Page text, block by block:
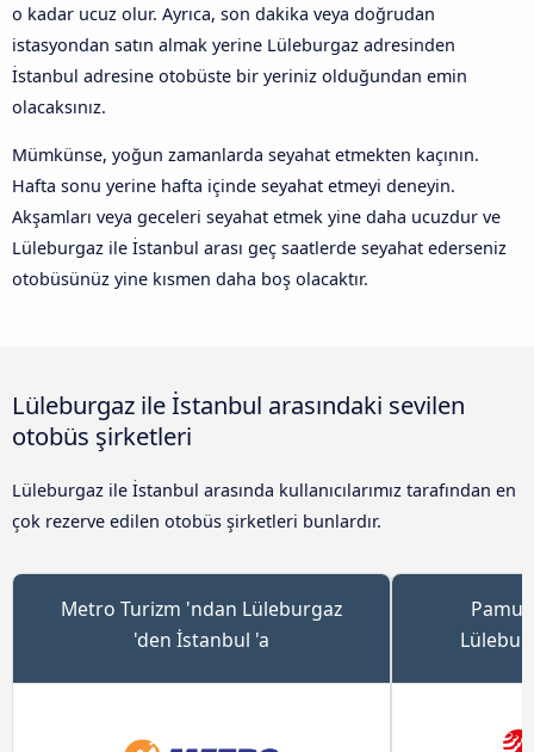
o kadar ucuz olur. Ayrıca, son dakika veya doğrudan
istasyondan satın almak yerine Lüleburgaz adresinden
İstanbul adresine otobüste bir yeriniz olduğundan emin
olacaksınız.
Mümkünse, yoğun zamanlarda seyahat etmekten kaçının.
Hafta sonu yerine hafta içinde seyahat etmeyi deneyin.
Akşamları veya geceleri seyahat etmek yine daha ucuzdur ve
Lüleburgaz ile İstanbul arası geç saatlerde seyahat ederseniz
otobüsünüz yine kısmen daha boş olacaktır.
Lüleburgaz ile İstanbul arasındaki sevilen
otobüs şirketleri
Lüleburgaz ile İstanbul arasında kullanıcılarımız tarafından en
çok rezerve edilen otobüs şirketleri bunlardır.
Metro Turizm 'ndan Lüleburgaz
'den İstanbul 'a